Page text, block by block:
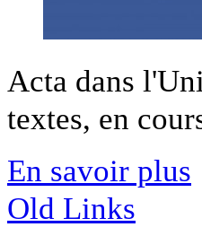
Acta dans
textes, en
En savoir plus
Old Links